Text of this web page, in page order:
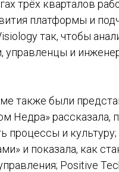
трёх кварталов
платформы и
так, чтобы
управленцы и
также были
Недра»
процессы и
и показала, как
Positive